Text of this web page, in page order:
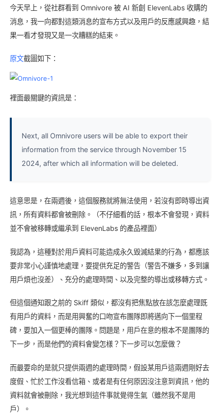
今天早上，從社群看到 Omnivore 被 AI 新創 ElevenLabs 收購的
消息，我一向都對這類消息的宣布方式以及用戶的反應感興趣，結
果一看才發現又是一次糟糕的結束。
原文截圖如下：
裡面最關鍵的資訊是：
Next, all Omnivore users will be able to export their
information from the service through November 15
2024, after which all information will be deleted.
這意思是，在兩週後，這個服務就將無法使用，若沒有即時導出資
訊，所有資料都會被刪除。（不仔細看的話，根本不會發現，資料
並不會被移轉或繼承到 ElevenLabs 的產品裡面）
我認為，這種對於用戶資料可能造成永久毀滅結果的行為，都應該
要非常小心謹慎地處理，要提供充足的警告（警告不嫌多，多到讓
用戶煩也沒差）、充分的處理時間、以及完整的導出或移轉方式。
但這個通知跟之前的 Skiff 類似，都沒有把焦點放在該怎麼處理既
有用戶的資料，而是用興奮的口吻宣布團隊即將邁向下一個里程
碑，要加入一個更棒的團隊。問題是，用戶在意的根本不是團隊的
下一步，而是他們的資料會變怎樣？下一步可以怎麼做？
而最要命的是就只提供兩週的處理時間，假設某用戶這兩週剛好去
度假、忙於工作沒看信箱、或者是有任何原因沒注意到資訊，他的
資料就會被刪除，我光想到這件事就覺得生氣（雖然我不是用
戶）。